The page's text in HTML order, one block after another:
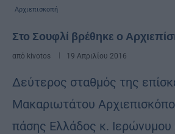
Αρχιεπισκοπή
Στο Σουφλί βρέθηκε ο
από kivotos 19 Απριλίου 2016
Δεύτερος σταθμός της
Μακαριωτάτου
πάσης Ελλάδος κ. Ιερώνυμου